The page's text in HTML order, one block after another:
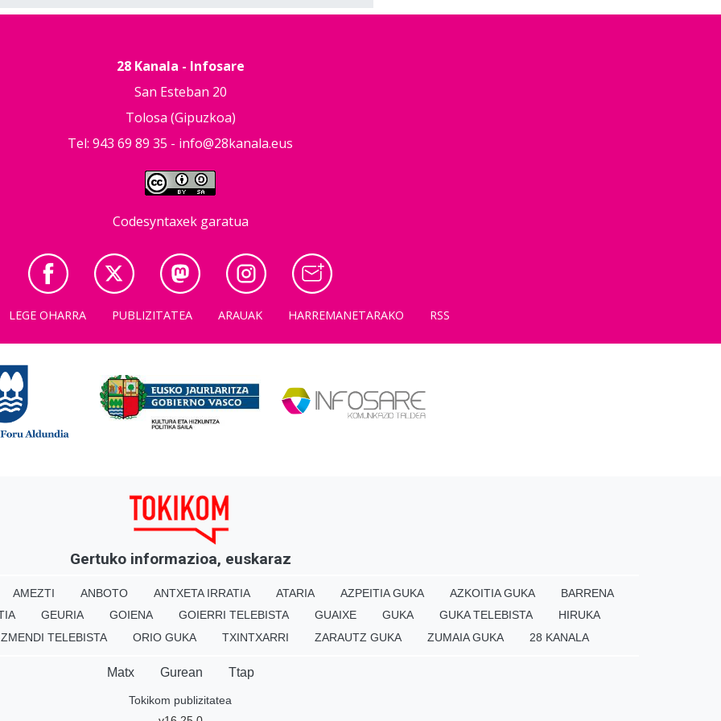
28 Kanala - Infosare
San Esteban 20
Tolosa (Gipuzkoa)
Tel: 943 69 89 35 - info@28kanala.eus
Codesyntaxek garatua
LEGE OHARRA PUBLIZITATEA ARAUAK HARREMANETARAKO RSS
Gertuko informazioa, euskaraz
AMEZTI ANBOTO ANTXETA IRRATIA ATARIA AZPEITIA GUKA AZKOITIA GUKA
BARRENA
GEURIA GOIENA GOIERRI TELEBISTA GUAIXE GUKA GUKA TELEBISTA
HIRUKA
TELEBISTA ORIO GUKA TXINTXARRI ZARAUTZ GUKA ZUMAIA GUKA 28 KANALA
Matx Gurean Ttap
Tokikom publizitatea